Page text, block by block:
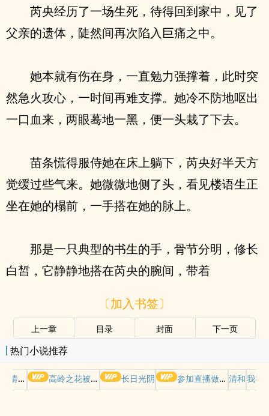
芮央经历了一场生死，待得回到家中，见了
父亲的遗体，陡然间再次陷入巨痛之中。
她本就有伤在身，一直勉力强撑着，此时突
然急火攻心，一时间再难支撑。她冷不防地呕出
一口血来，两眼蓦地一黑，便一头栽了下去。
苗条慌得服侍她在床上躺下，芮央好半天方
觉缓过些气来。她微微地侧了头，看见楼语生正
坐在她的榻前，一手搭在她的脉上。
那是一只典型的书生的手，骨节分明，修长
白皙，它静静地搭在芮央的腕间，带着
〔加入书签〕
上一章 目录 封面 下一页
热门小说推荐
摆好 高岭之花被权贵轮了后 长日光阴 参加直播做爱综艺后我火了(NPH) 清和我在